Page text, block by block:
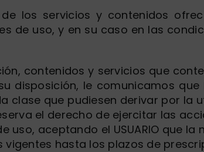
los servicios y contenidos
de uso, y en su caso en las
contenidos y servicios que
disposición, le comunicamos que
que pudiesen derivar por la
el derecho de ejercitar las
uso, aceptando el USUARIO que
hasta los plazos de